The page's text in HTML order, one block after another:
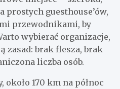
guesthouse’ów,
przewodnikami, by
wybierać organizacje,
zasad: brak flesza, brak
liczba osób.
170 km na północ